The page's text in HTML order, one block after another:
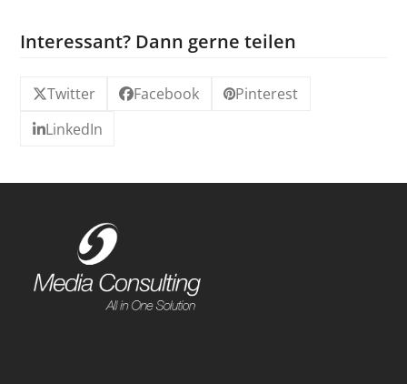
Interessant? Dann gerne teilen
Twitter Facebook
Pinterest
LinkedIn